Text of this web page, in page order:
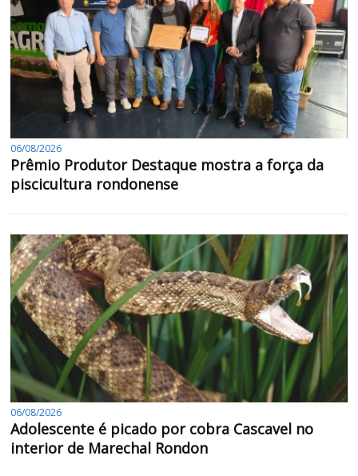
06/08/2026
Prêmio Produtor Destaque mostra a força da
piscicultura rondonense
06/08/2026
Adolescente é picado por cobra Cascavel no
interior de Marechal Rondon